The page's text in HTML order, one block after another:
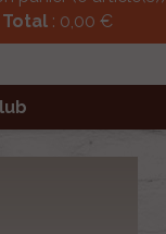
Total: 0,00 €